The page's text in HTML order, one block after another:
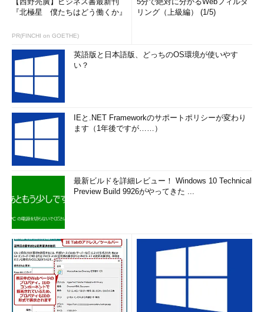
『北極星 僕たちはどう働くか』
PR(FINCHI on GOETHE)
リング（上級編） (1/5)
英語版と日本語版、どっちのOS環境が使いやす
い？
IEと.NET Frameworkのサポートポリシーが変わり
ます（1年後ですが……）
最新ビルドを詳細レビュー！ Windows 10 Technical
Preview Build 9926がやってきた ...